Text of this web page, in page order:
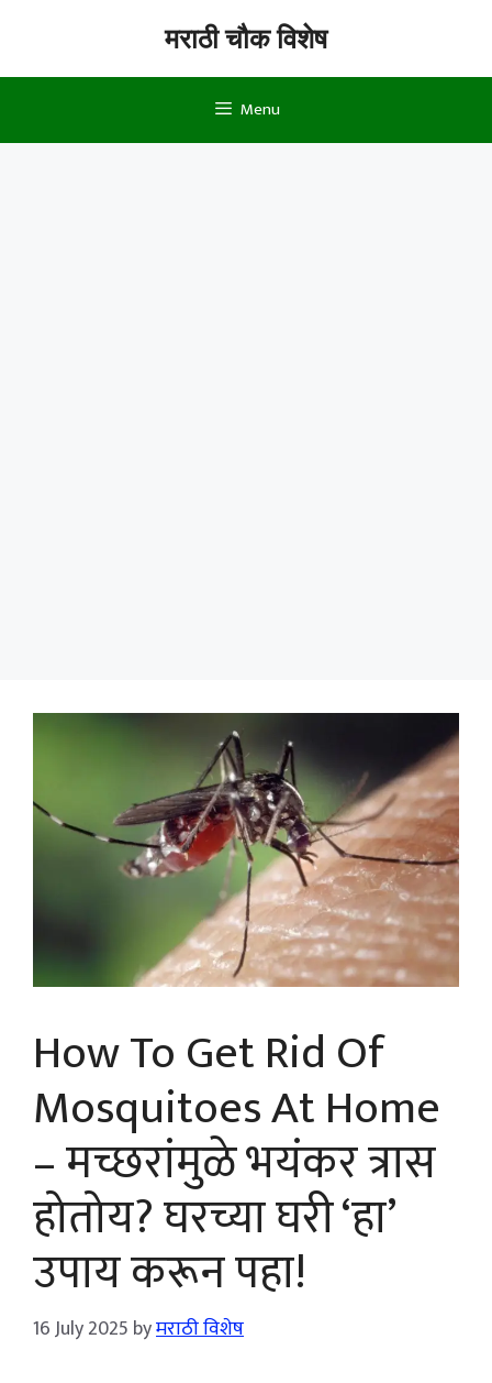
content
मराठी चौक विशेष
Menu
How To Get Rid Of
Mosquitoes At Home
– मच्छरांमुळे भयंकर त्रास
होतोय? घरच्या घरी ‘हा’
उपाय करून पहा!
16 July 2025 byमराठी विशेष